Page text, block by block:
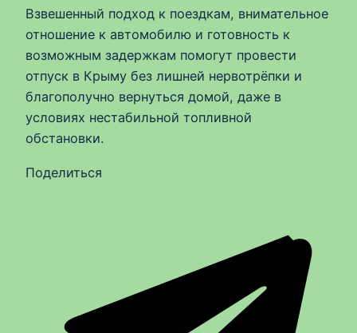
Взвешенный подход к поездкам, внимательное
отношение к автомобилю и готовность к
возможным задержкам помогут провести
отпуск в Крыму без лишней нервотрёпки и
благополучно вернуться домой, даже в
условиях нестабильной топливной
обстановки.
Поделиться